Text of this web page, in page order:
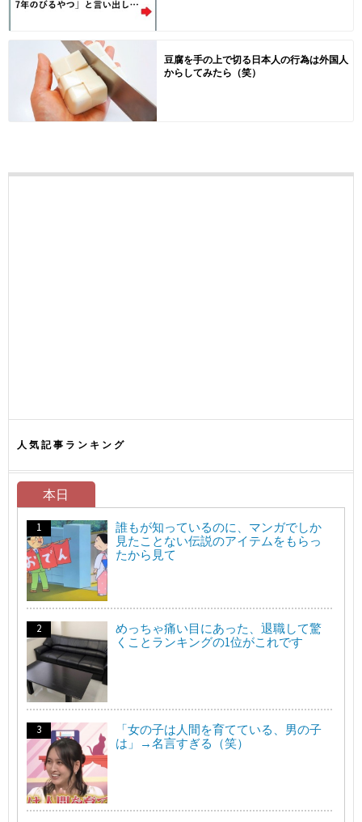
豆腐を手の上で切る日本人の行為は外国人
からしてみたら（笑）
人気記事ランキング
本日
誰もが知っているのに、マンガでしか
見たことない伝説のアイテムをもらっ
たから見て
めっちゃ痛い目にあった、退職して驚
くことランキングの1位がこれです
「女の子は人間を育てている、男の子
は」→名言すぎる（笑）